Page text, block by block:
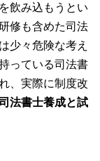
飲み込もうとい
修も含めた司法
少々危険な考え
っている司法書
、実際に制度改
司法書士養成と試